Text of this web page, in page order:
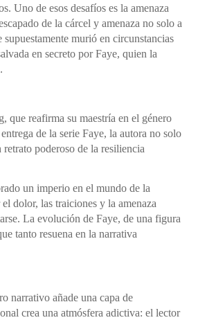
Uno de esos desafíos es la amenaza
de la cárcel y amenaza no solo a
murió en circunstancias
en secreto por Faye, quien la
que reafirma su maestría en el género
de la serie Faye, la autora no solo
poderoso de la resiliencia
un imperio en el mundo de la
dolor, las traiciones y la amenaza
La evolución de Faye, de una figura
tanto resuena en la narrativa
narrativo añade una capa de
crea una atmósfera adictiva: el lector